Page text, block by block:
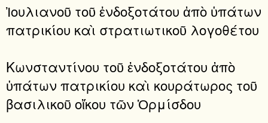
Ἰουλιανοῦ τοῦ ἐνδοξοτάτου ἀπὸ ὑπάτων
πατρικίου καὶ στρατιωτικοῦ λογοθέτου
Κωνσταντίνου τοῦ ἐνδοξοτάτου ἀπὸ
ὑπάτων πατρικίου καὶ κουράτωρος τοῦ
βασιλικοῦ οἴκου τῶν Ὁρμίσδου